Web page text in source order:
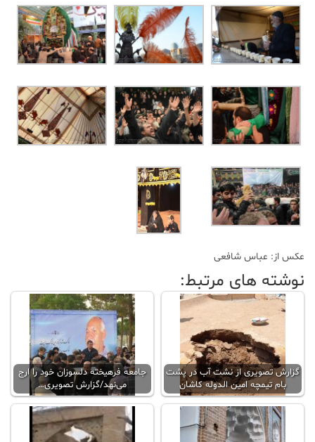
عکس از: عباس شافعی
نوشته های مرتبط:
گزارش تصویری از نشت آب در پشت
بام تیمچه امین الدوله کاشان
جامعه فرهیخته دلسوزان خود را ارج
می‌نهد/گزارش تصویری…